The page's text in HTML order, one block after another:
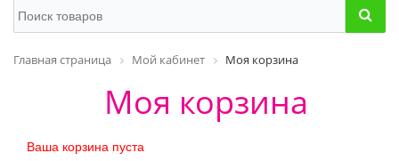
Главная страница Мой кабинет Моя корзина
Моя корзина
Ваша корзина пуста